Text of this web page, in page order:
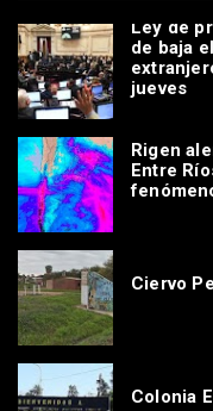
Ley de
de baja
jueves
Rigen
Entre
Ciervo
Colonia